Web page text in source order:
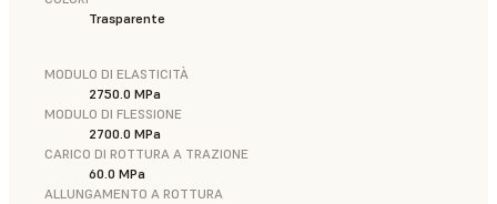
Trasparente
MODULO DI ELASTICITÀ
2750.0 MPa
MODULO DI FLESSIONE
2700.0 MPa
CARICO DI ROTTURA A TRAZIONE
60.0 MPa
ALLUNGAMENTO A ROTTURA